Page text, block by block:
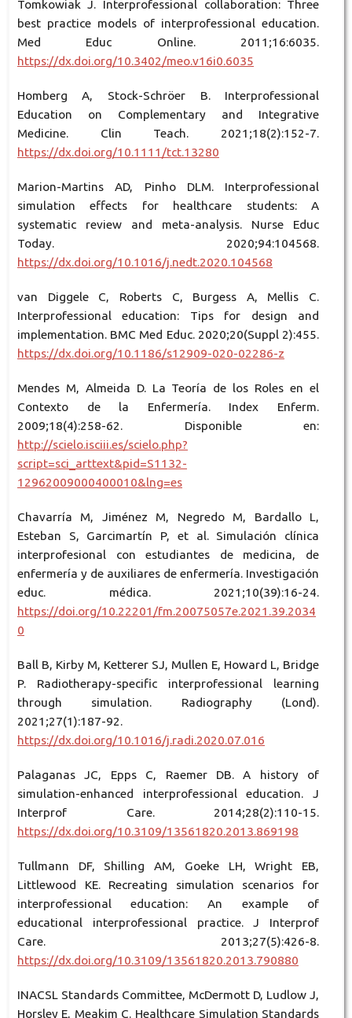
Tomkowiak J. Interprofessional collaboration: Three
best practice models of interprofessional education.
Med Educ Online. 2011;16:6035.
https://dx.doi.org/10.3402/meo.v16i0.6035
Homberg A, Stock-Schröer B. Interprofessional
Education on Complementary and Integrative
Medicine. Clin Teach. 2021;18(2):152-7.
https://dx.doi.org/10.1111/tct.13280
Marion-Martins AD, Pinho DLM. Interprofessional
simulation effects for healthcare students: A
systematic review and meta-analysis. Nurse Educ
Today. 2020;94:104568.
https://dx.doi.org/10.1016/j.nedt.2020.104568
van Diggele C, Roberts C, Burgess A, Mellis C.
Interprofessional education: Tips for design and
implementation. BMC Med Educ. 2020;20(Suppl 2):455.
https://dx.doi.org/10.1186/s12909-020-02286-z
Mendes M, Almeida D. La Teoría de los Roles en el
Contexto de la Enfermería. Index Enferm.
2009;18(4):258-62. Disponible en:
http://scielo.isciii.es/scielo.php?
script=sci_arttext&pid=S1132-
12962009000400010&lng=es
Chavarría M, Jiménez M, Negredo M, Bardallo L,
Esteban S, Garcimartín P, et al. Simulación clínica
interprofesional con estudiantes de medicina, de
enfermería y de auxiliares de enfermería. Investigación
educ. médica. 2021;10(39):16-24.
https://doi.org/10.22201/fm.20075057e.2021.39.2034
0
Ball B, Kirby M, Ketterer SJ, Mullen E, Howard L, Bridge
P. Radiotherapy-specific interprofessional learning
through simulation. Radiography (Lond).
2021;27(1):187-92.
https://dx.doi.org/10.1016/j.radi.2020.07.016
Palaganas JC, Epps C, Raemer DB. A history of
simulation-enhanced interprofessional education. J
Interprof Care. 2014;28(2):110-15.
https://dx.doi.org/10.3109/13561820.2013.869198
Tullmann DF, Shilling AM, Goeke LH, Wright EB,
Littlewood KE. Recreating simulation scenarios for
interprofessional education: An example of
educational interprofessional practice. J Interprof
Care. 2013;27(5):426-8.
https://dx.doi.org/10.3109/13561820.2013.790880
INACSL Standards Committee, McDermott D, Ludlow J,
Horsley E, Meakim C. Healthcare Simulation Standards